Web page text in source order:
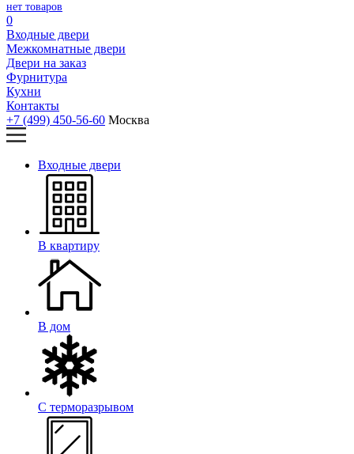
нет товаров
0
Входные двери
Межкомнатные двери
Двери на заказ
Фурнитура
Кухни
Контакты
+7 (499) 450-56-60 Москва
Входные двери
В квартиру
В дом
С терморазрывом